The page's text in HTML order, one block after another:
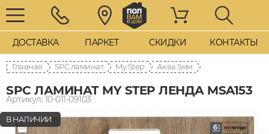
ДОСТАВКА ПАРКЕТ СКИДКИ КОНТАКТЫ
Главная SPC ламинат My Step Аква 5мм
SPC ЛАМИНАТ MY STEP ЛЕНДА MSA153
Артикул: 10-011-09103
В НАЛИЧИИ